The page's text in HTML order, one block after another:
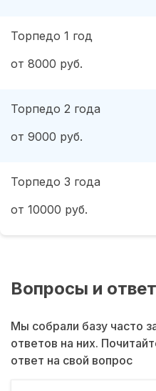
Торпедо 1 год
от 8000 руб.
Торпедо 2 года
от 9000 руб.
Торпедо 3 года
от 10000 руб.
Вопросы и
Мы собрали базу часто
ответов на них.
ответ на свой вопрос